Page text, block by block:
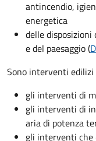
antincendio,
energetica
delle
e del paesaggio (
Sono interventi
gli interventi di
gli interventi di
aria di potenza
gli interventi